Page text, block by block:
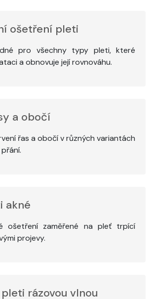
ošetření pleti
pro všechny typy pleti, které
a obnovuje její rovnováhu.
a obočí
řas a obočí v různých variantách
akné
ošetření zaměřené na pleť trpící
projevy.
rázovou vlnou